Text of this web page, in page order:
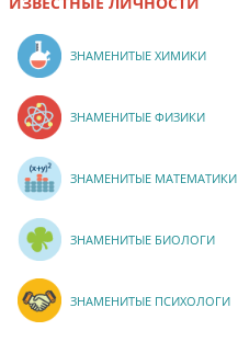
ЗНАМЕНИТЫЕ ХИМИКИ
ЗНАМЕНИТЫЕ ФИЗИКИ
ЗНАМЕНИТЫЕ МАТЕМАТИКИ
ЗНАМЕНИТЫЕ БИОЛОГИ
ЗНАМЕНИТЫЕ ПСИХОЛОГИ